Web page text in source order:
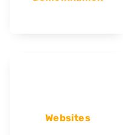
Websites